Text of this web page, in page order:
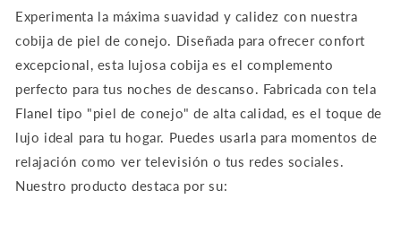
Experimenta la máxima suavidad y calidez con nuestra
cobija de piel de conejo. Diseñada para ofrecer confort
excepcional, esta lujosa cobija es el complemento
perfecto para tus noches de descanso. Fabricada con tela
Flanel tipo "piel de conejo" de alta calidad, es el toque de
lujo ideal para tu hogar. Puedes usarla para momentos de
relajación como ver televisión o tus redes sociales.
Nuestro producto destaca por su: